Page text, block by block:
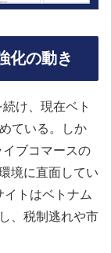
化の動き
け、現在ベト
ている。しか
ブコマースの
境に直面してい
イトはベトナム
、税制逃れや市